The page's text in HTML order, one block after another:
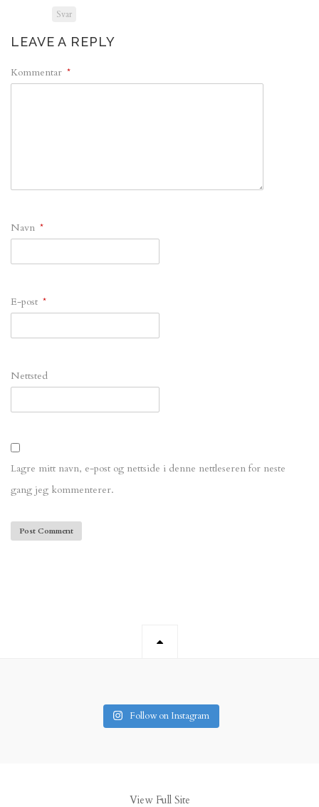
Svar
LEAVE A REPLY
Kommentar *
Navn *
E-post *
Nettsted
Lagre mitt navn, e-post og nettside i denne nettleseren for neste
gang jeg kommenterer.
Follow on Instagram
View Full Site